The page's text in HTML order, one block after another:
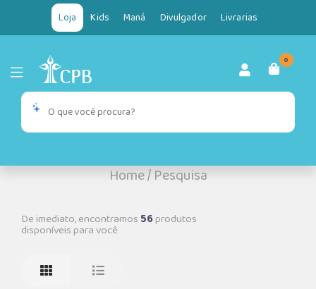
Loja Kids Maná Divulgador Livrarias
0
Home/Pesquisa
De imediato, encontramos 56produtos
disponíveis para você